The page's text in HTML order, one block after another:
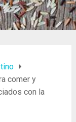
comer y
con la